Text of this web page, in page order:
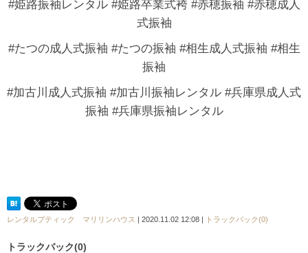
#姫路振袖レンタル #姫路卒業式袴 #赤穂振袖 #赤穂成人
式振袖
#たつの成人式振袖 #たつの振袖 #相生成人式振袖 #相生
振袖
#加古川成人式振袖 #加古川振袖レンタル #兵庫県成人式
振袖 #兵庫県振袖レンタル
レンタルブティック マリリンハウス | 2020.11.02 12:08 | トラックバック(0)
トラックバック(0)